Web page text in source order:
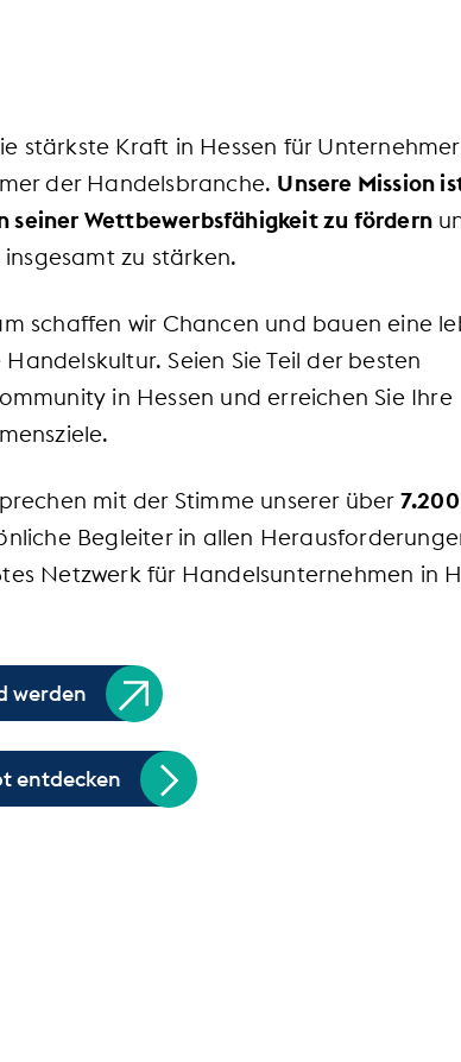
stärkste Kraft in Hessen für
der Handelsbranche. Unsere Mission
seiner Wettbewerbsfähigkeit zu fördern
insgesamt zu stärken.
schaffen wir Chancen und bauen eine
Seien Sie Teil der besten
in Hessen und erreichen Sie Ihre
mit der Stimme unserer über
Begleiter in allen
Netzwerk für Handelsunternehmen in
werden
entdecken